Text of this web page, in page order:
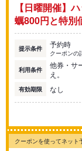
【日曜開催】
蠣800円と特別
提示条件 予約時
クーポンの
利用条件
他券・サ
え。
有効期限 なし
クーポンを使ってネット